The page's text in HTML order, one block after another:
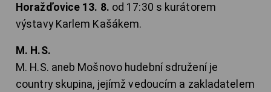
Horažďovice 13. 8. od 17:30 s kurátorem
výstavy Karlem Kašákem.
M. H.S.
M. H.S. aneb Mošnovo hudební sdružení je
country skupina, jejímž vedoucím a zakladatelem